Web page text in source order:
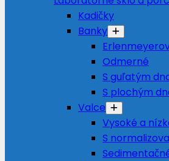
Kadičky
Banky
Odmerné
S guľatým
S plochým
Valce
Vysoké a
S